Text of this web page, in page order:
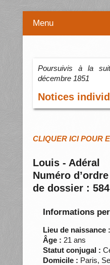
Menu
Poursuivis à la
décembre 1851
Notices
CLIQUER ICI POUR
Louis - Adéral
Numéro
de dossier : 584
Informations
Lieu de naissance :
Âge : 21 ans
Statut conjugal :
Domicile : Paris,